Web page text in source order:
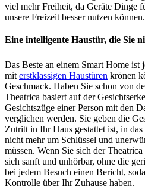
viel mehr Freiheit, da Geräte Dinge
unsere Freizeit besser nutzen können.
Eine intelligente Haustür, die Sie
Das Beste an einem Smart Home ist
mit erstklassigen Haustüren krönen
Geschmack. Haben Sie schon von
Theatrica basiert auf der
Gesichtszüge einer Person mit den
verglichen werden. Sie geben die
Zutritt in Ihr Haus gestattet ist, in das
nicht mehr um Schlüssel und
müssen. Wenn Sie sich der
sich sanft und unhörbar, ohne die
bei jedem Besuch einen Bericht,
Kontrolle über Ihr Zuhause haben.